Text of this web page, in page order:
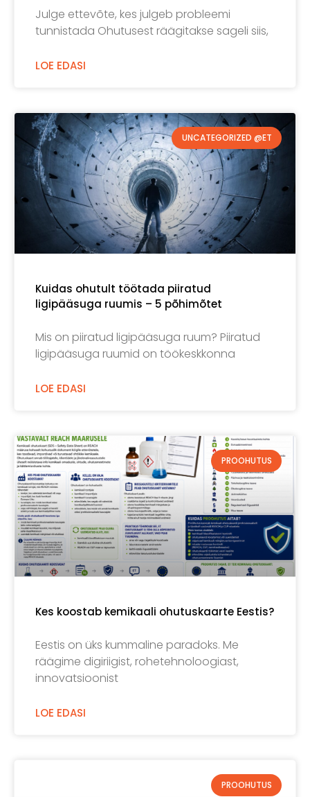
Julge ettevõte, kes julgeb probleemi
tunnistada Ohutusest räägitakse sageli siis,
LOE EDASI
UNCATEGORIZED @ET
Kuidas ohutult töötada piiratud
ligipääsuga ruumis – 5 põhimõtet
Mis on piiratud ligipääsuga ruum? Piiratud
ligipääsuga ruumid on töökeskkonna
LOE EDASI
PROOHUTUS
Kes koostab kemikaali ohutuskaarte Eestis?
Eestis on üks kummaline paradoks. Me
räägime digiriigist, rohetehnoloogiast,
innovatsioonist
LOE EDASI
PROOHUTUS